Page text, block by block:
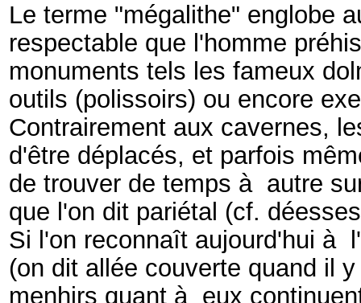
Le terme "mégalithe" englobe
respectable que l'homme
monuments tels les fameux
outils (polissoirs) ou encore
Contrairement aux cavernes,
d'être déplacés, et parfois
de trouver de temps à autre
que l'on dit pariétal (cf.
Si l'on reconnaît aujourd'hui à
(on dit allée couverte quand il
menhirs quant à eux